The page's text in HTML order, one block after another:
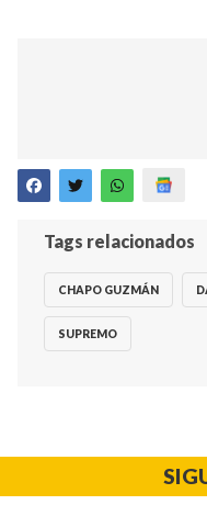
Tags relacionados
CHAPO GUZMÁN
SUPREMO